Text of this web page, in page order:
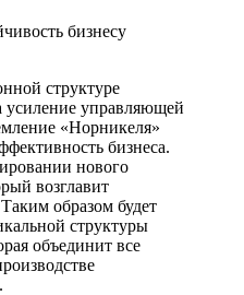
структуре
управляющей
«Норникеля»
бизнеса.
нового
возглавит
образом будет
структуры
объединит все